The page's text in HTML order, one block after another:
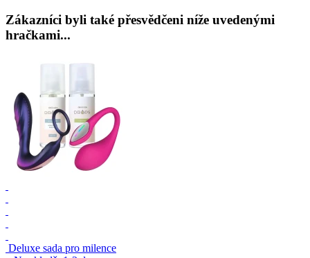
Zákazníci byli také přesvědčeni níže uvedenými
hračkami...
Deluxe sada pro milence